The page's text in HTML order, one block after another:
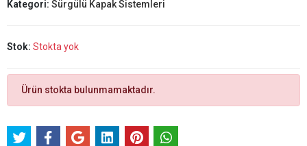
Kategori: Sürgülü Kapak Sistemleri
Stok: Stokta yok
Ürün stokta bulunmamaktadır.